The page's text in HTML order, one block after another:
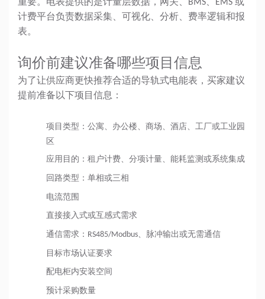
重要。电表提供的是计量层数据，网关、BMS、EMS 或
计费平台负责数据采集、可视化、分析、费率逻辑和报
表。
询价前建议准备哪些项目信息
为了让供应商更快推荐合适的导轨式电能表，买家建议
提前准备以下项目信息：
项目类型：公寓、办公楼、商场、酒店、工厂或工业园
区
应用目的：租户计费、分项计量、能耗监测或系统集成
回路类型：单相或三相
电流范围
直接接入式或互感式需求
通信需求：RS485/Modbus、脉冲输出或无需通信
目标市场认证要求
配电柜内安装空间
预计采购数量